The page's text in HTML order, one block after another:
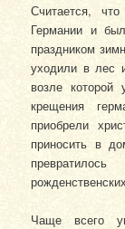
Считается,
Германии и
праздником
уходили в лес
возле которой
крещения
приобрели
приносить в
Чаще всего